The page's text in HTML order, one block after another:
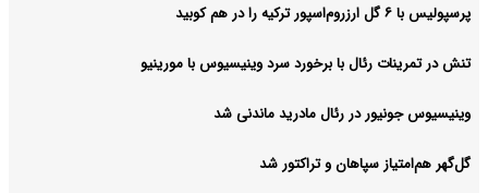
پرسپولیس با ۶ گل ارزروم‌اسپور ترکیه را در هم کوبید
تنش در تمرینات رئال با برخورد سرد وینیسیوس با مورینیو
وینیسیوس جونیور در رئال مادرید ماندنی شد
گل‌گهر هم‌امتیاز سپاهان و تراکتور شد